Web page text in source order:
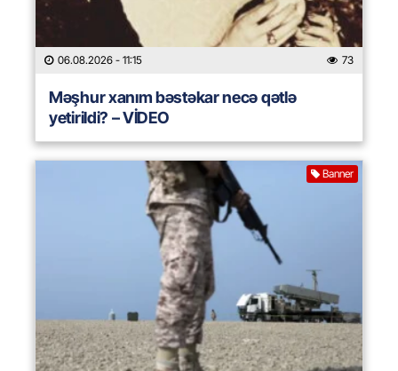
06.08.2026 - 11:15 73
Məşhur xanım bəstəkar necə qətlə
yetirildi? – VİDEO
Banner